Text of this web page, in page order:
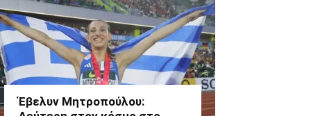
Έβελυν Μητροπούλου: